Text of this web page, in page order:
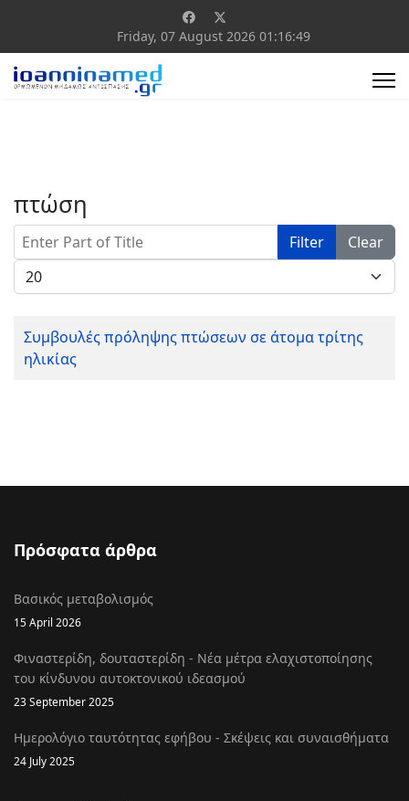
Friday, 07 August 2026 01:16:49
πτώση
Enter Part of Title Filter
Clear
Display #
Συμβουλές πρόληψης πτώσεων σε άτομα τρίτης
ηλικίας
Πρόσφατα άρθρα
Βασικός μεταβολισμός
15 April 2026
Φιναστερίδη, δουταστερίδη - Νέα μέτρα ελαχιστοποίησης
του κίνδυνου αυτοκτονικού ιδεασμού
23 September 2025
Ημερολόγιο ταυτότητας εφήβου - Σκέψεις και συναισθήματα
24 July 2025